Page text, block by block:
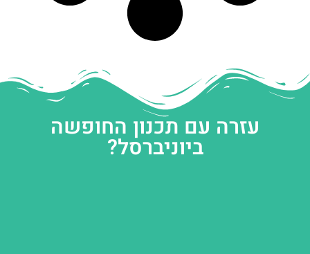
עזרה עם תכנון החופשה
ביוניברסל?